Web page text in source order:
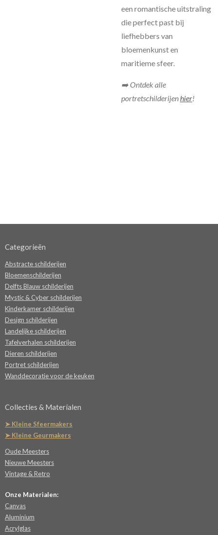
een romantische uitstraling
die perfect past bij
liefhebbers van
bloemenkunst en
maritieme sfeer.
➡️ Ontdek alle
portretschilderijenhier!
Categorieën
Abstracte schilderijen
Bloemenschilderijen
Delfts Blauw schilderijen
Mystic & Cyber schilderijen
Kinderkamer schilderijen
Design schilderijen
Landelijke schilderijen
Tafelverhalen schilderijen
Dieren schilderijen
Portret schilderijen
Wanddecoratie voor de keuken
Collecties & Materialen
➤ Kleine Sfeermakers
➤ Kleine Geurmakers
Oude Meesters
Nieuwe Meesters
Vintage & Retro
Onze Materialen:
Canvas
Aluminium
Acrylglas